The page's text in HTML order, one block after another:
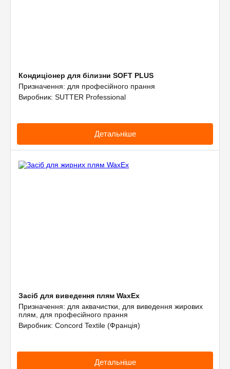
Кондиціонер для білизни SOFT PLUS
Призначення: для професійного прання
Виробник: SUTTER Professional
Детальніше
Засіб для виведення плям WaxEx
Призначення: для аквачистки, для виведення жирових
плям, для професійного прання
Виробник: Concord Textile (Франція)
Детальніше